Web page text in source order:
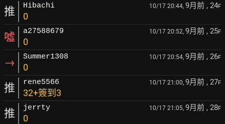
推 Hibachi 10/17 20:44, 9月前 , 24F
0
噓 a27588679 10/17 20:52, 9月前 , 25F
0
→ Summer1308 10/17 20:54, 9月前 , 26F
0
推 rene5566 10/17 21:00, 9月前 , 27F
32+簽到3
推 jerrty 10/17 21:05, 9月前 , 28F
0